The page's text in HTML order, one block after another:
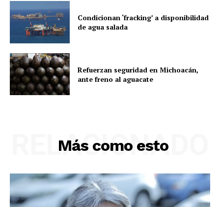
Condicionan ‘fracking’ a disponibilidad
de agua salada
Refuerzan seguridad en Michoacán,
ante freno al aguacate
Más como esto
RELACIONADO